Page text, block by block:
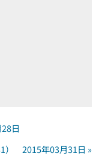
日
） 2015年03月31日 »